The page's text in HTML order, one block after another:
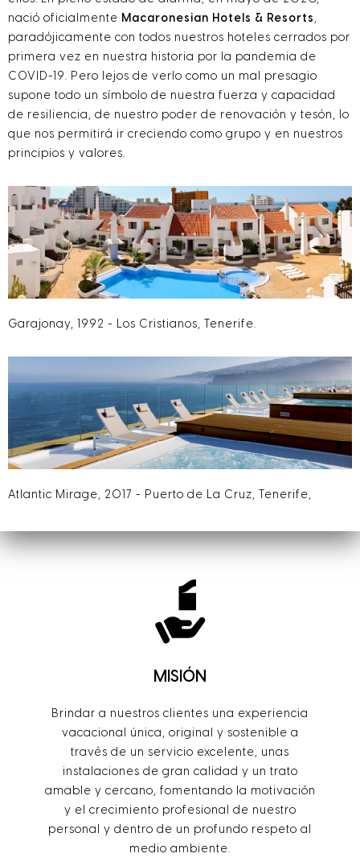
nació oficialmente Macaronesian Hotels & Resorts,
paradójicamente con todos nuestros hoteles cerrados por
primera vez en nuestra historia por la pandemia de
COVID-19. Pero lejos de verlo como un mal presagio
supone todo un símbolo de nuestra fuerza y capacidad
de resiliencia, de nuestro poder de renovación y tesón, lo
que nos permitirá ir creciendo como grupo y en nuestros
principios y valores.
Garajonay, 1992 - Los Cristianos, Tenerife.
Atlantic Mirage, 2017 - Puerto de La Cruz, Tenerife,
MISIÓN
Brindar a nuestros clientes una experiencia
vacacional única, original y sostenible a
través de un servicio excelente, unas
instalaciones de gran calidad y un trato
amable y cercano, fomentando la motivación
y el crecimiento profesional de nuestro
personal y dentro de un profundo respeto al
medio ambiente.